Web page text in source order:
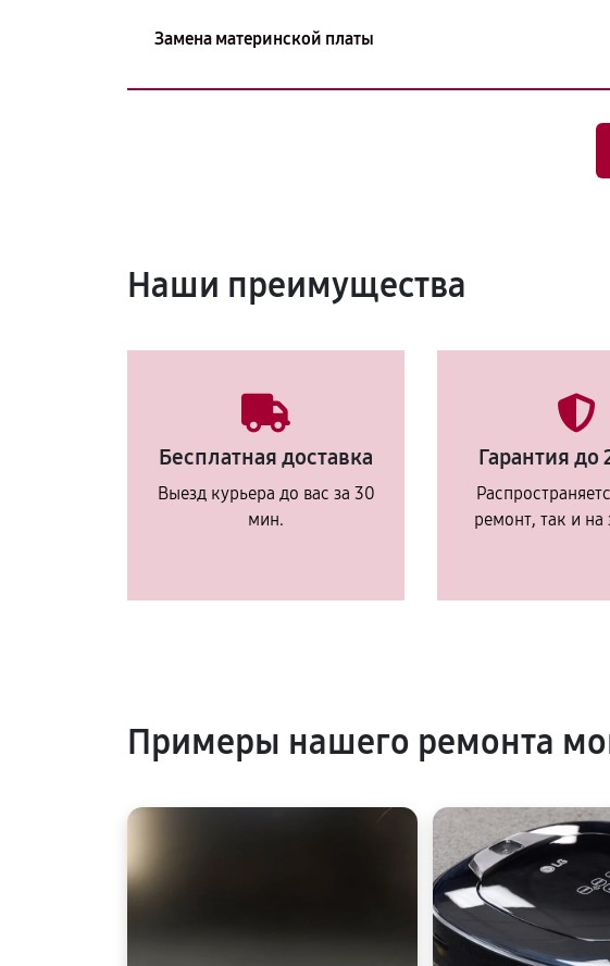
Замена материнской платы
Наши преимущества
Бесплатная доставка
Выезд курьера до вас за 30
мин.
Гарантия до
ремонт, так и на
Примеры нашего ремонта